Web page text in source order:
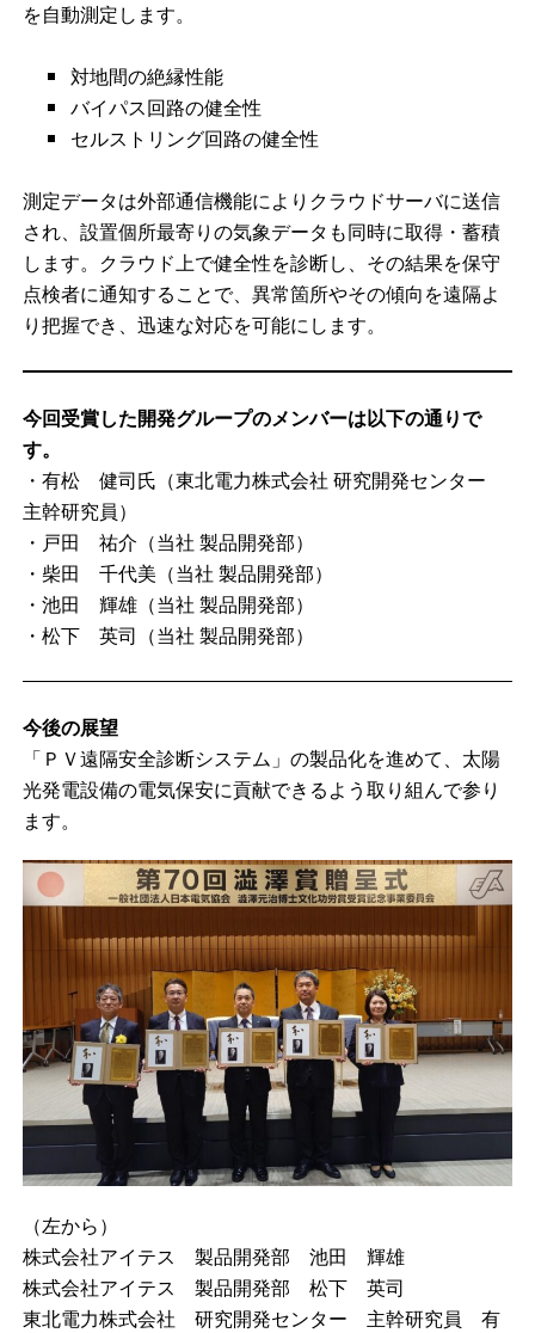
を自動測定します。
対地間の絶縁性能
バイパス回路の健全性
セルストリング回路の健全性
測定データは外部通信機能によりクラウドサーバに送信
され、設置個所最寄りの気象データも同時に取得・蓄積
します。クラウド上で健全性を診断し、その結果を保守
点検者に通知することで、異常箇所やその傾向を遠隔よ
り把握でき、迅速な対応を可能にします。
今回受賞した開発グループのメンバーは以下の通りで
す。
・有松 健司氏（東北電力株式会社 研究開発センター
主幹研究員）
・戸田 祐介（当社 製品開発部）
・柴田 千代美（当社 製品開発部）
・池田 輝雄（当社 製品開発部）
・松下 英司（当社 製品開発部）
今後の展望
「ＰＶ遠隔安全診断システム」の製品化を進めて、太陽
光発電設備の電気保安に貢献できるよう取り組んで参り
ます。
（左から）
株式会社アイテス 製品開発部 池田 輝雄
株式会社アイテス 製品開発部 松下 英司
東北電力株式会社 研究開発センター 主幹研究員 有